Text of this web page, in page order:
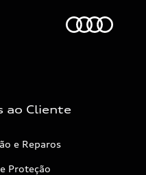
ao Cliente
e Reparos
Proteção